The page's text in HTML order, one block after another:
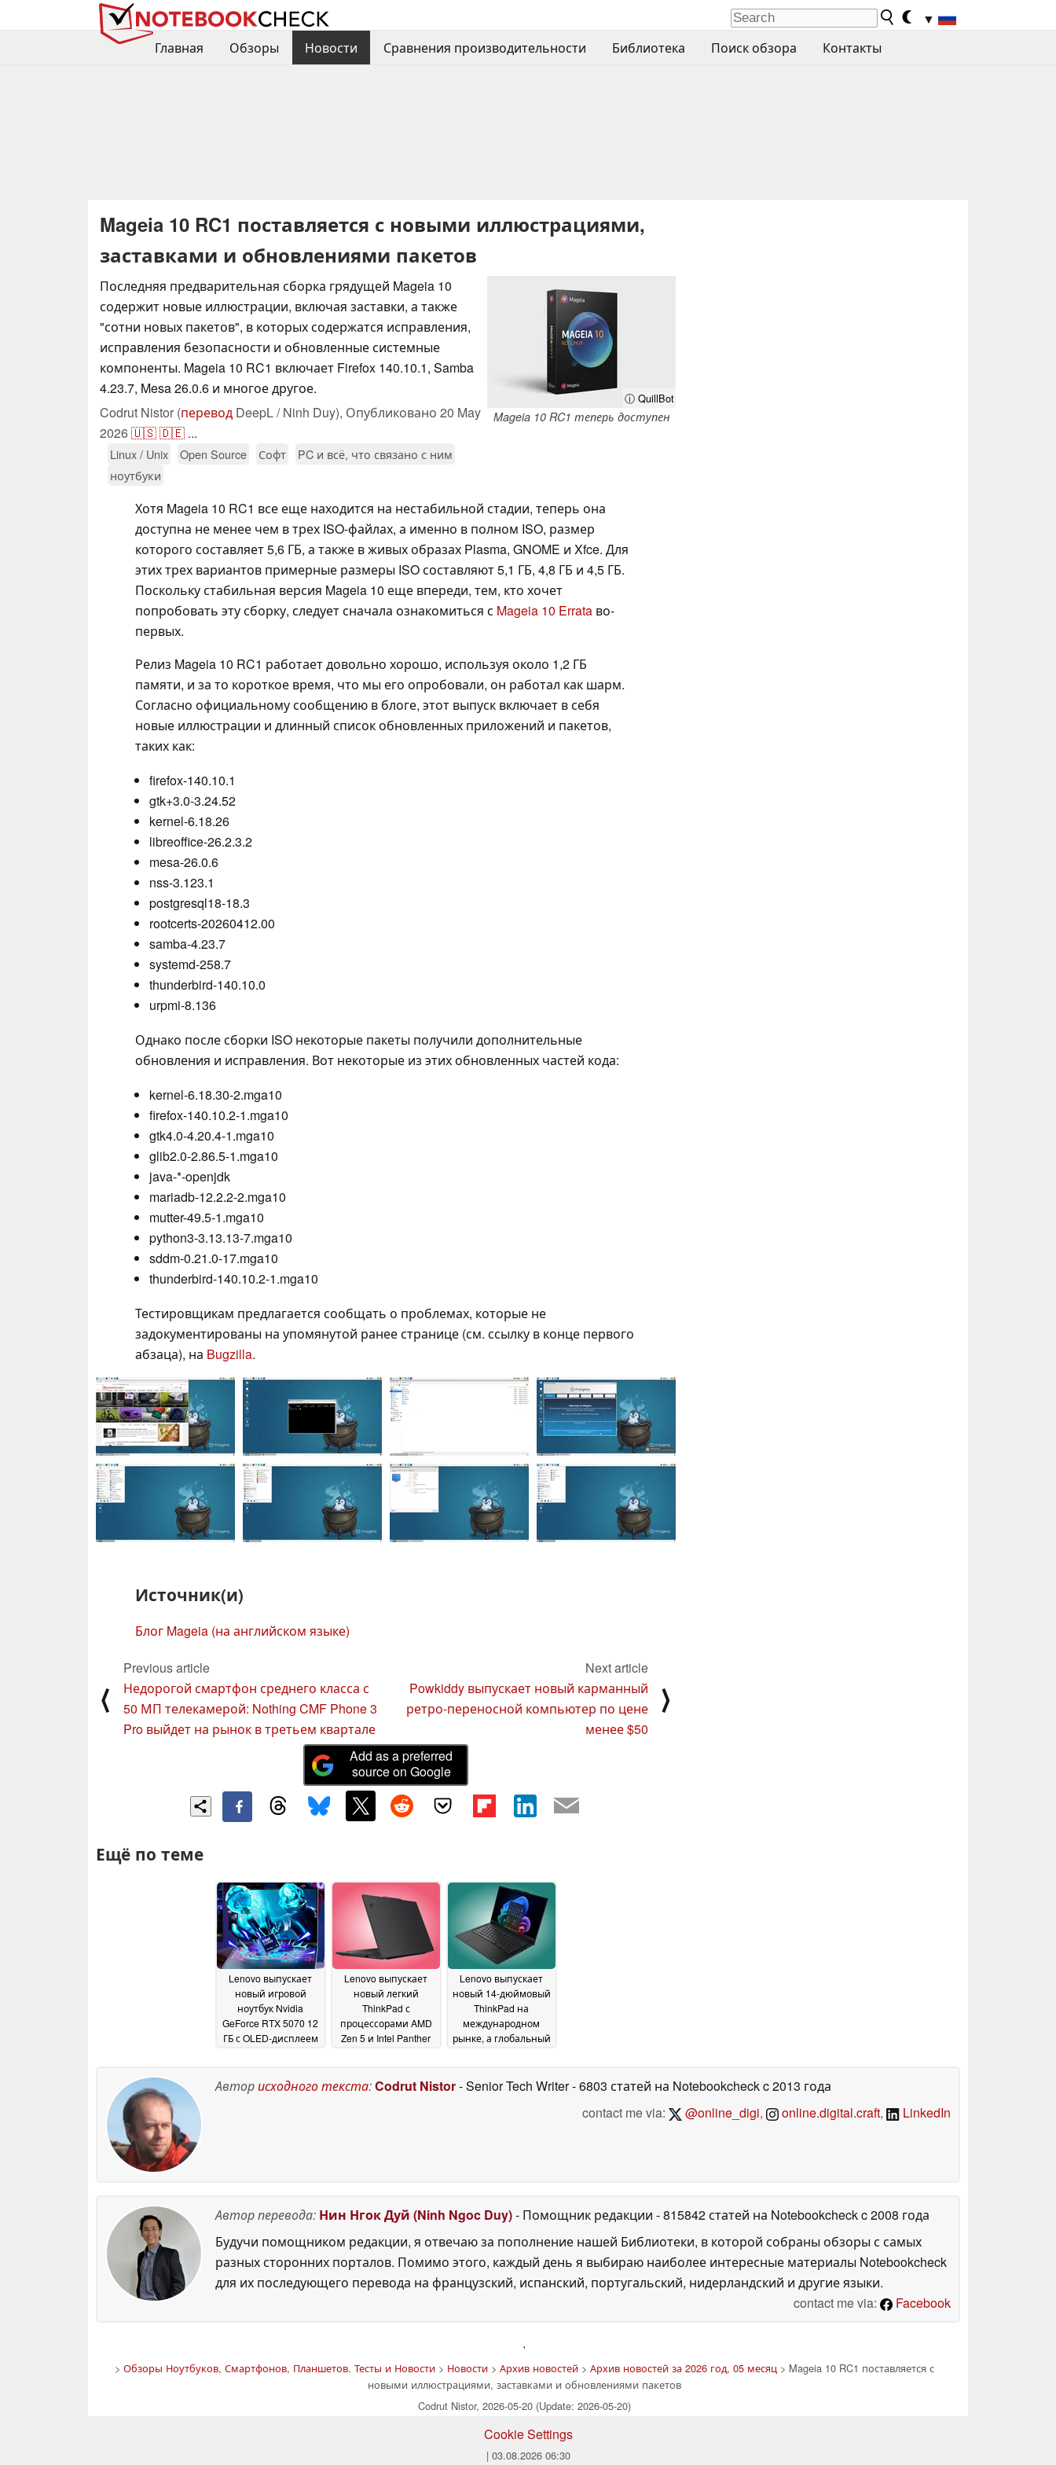
▼
Главная
Обзоры Новости Сравнения производительности Библиотека Поиск обзора Контакты
Mageia 10 RC1 поставляется с новыми иллюстрациями,
заставками и обновлениями пакетов
ⓘ QuillBot
Mageia 10 RC1 теперь доступен
Последняя предварительная сборка грядущей Mageia 10
содержит новые иллюстрации, включая заставки, а также
"сотни новых пакетов", в которых содержатся исправления,
исправления безопасности и обновленные системные
компоненты. Mageia 10 RC1 включает Firefox 140.10.1, Samba
4.23.7, Mesa 26.0.6 и многое другое.
Codrut Nistor (перевод DeepL / Ninh Duy), Опубликовано 20 May
2026🇺🇸🇩🇪 ...
Linux / Unix Open Source Софт
PC и всё, что связано с ним
ноутбуки
Хотя Mageia 10 RC1 все еще находится на нестабильной стадии, теперь она
доступна не менее чем в трех ISO-файлах, а именно в полном ISO, размер
которого составляет 5,6 ГБ, а также в живых образах Plasma, GNOME и Xfce. Для
этих трех вариантов примерные размеры ISO составляют 5,1 ГБ, 4,8 ГБ и 4,5 ГБ.
Поскольку стабильная версия Mageia 10 еще впереди, тем, кто хочет
попробовать эту сборку, следует сначала ознакомиться с Mageia 10 Errata во-
первых.
Релиз Mageia 10 RC1 работает довольно хорошо, используя около 1,2 ГБ
памяти, и за то короткое время, что мы его опробовали, он работал как шарм.
Согласно официальному сообщению в блоге, этот выпуск включает в себя
новые иллюстрации и длинный список обновленных приложений и пакетов,
таких как:
firefox-140.10.1
gtk+3.0-3.24.52
kernel-6.18.26
libreoffice-26.2.3.2
mesa-26.0.6
nss-3.123.1
postgresql18-18.3
rootcerts-20260412.00
samba-4.23.7
systemd-258.7
thunderbird-140.10.0
urpmi-8.136
Однако после сборки ISO некоторые пакеты получили дополнительные
обновления и исправления. Вот некоторые из этих обновленных частей кода:
kernel-6.18.30-2.mga10
firefox-140.10.2-1.mga10
gtk4.0-4.20.4-1.mga10
glib2.0-2.86.5-1.mga10
java-*-openjdk
mariadb-12.2.2-2.mga10
mutter-49.5-1.mga10
python3-3.13.13-7.mga10
sddm-0.21.0-17.mga10
thunderbird-140.10.2-1.mga10
Тестировщикам предлагается сообщать о проблемах, которые не
задокументированы на упомянутой ранее странице (см. ссылку в конце первого
абзаца), на Bugzilla.
Источник(и)
Блог Mageia (на английском языке)
⟨
Previous article
Недорогой смартфон среднего класса с
50 МП телекамерой: Nothing CMF Phone 3
Pro выйдет на рынок в третьем квартале
Next article
Powkiddy выпускает новый карманный
ретро-переносной компьютер по цене
менее $50
⟩
Add as a preferred
source on Google
Ещё по теме
Lenovo выпускает
новый игровой
ноутбук Nvidia
GeForce RTX 5070 12
ГБ с OLED-дисплеем
Lenovo выпускает
новый легкий
ThinkPad с
процессорами AMD
Zen 5 и Intel Panther
Lenovo выпускает
новый 14-дюймовый
ThinkPad на
международном
рынке, а глобальный
May 2026
Авторисходного текста:Codrut Nistor- Senior Tech Writer- 6803 статей на Notebookcheckc 2013 года
contact me via:
@online_digi, online.digital.craft, LinkedIn
Автор перевода: Нин Нгок Дуй (Ninh Ngoc Duy)- Помощник редакции - 815842 статей на Notebookcheckc 2008 года
Будучи помощником редакции, я отвечаю за пополнение нашей Библиотеки, в которой собраны обзоры с самых
разных сторонних порталов. Помимо этого, каждый день я выбираю наиболее интересные материалы Notebookcheck
для их последующего перевода на французский, испанский, португальский, нидерландский и другие языки.
contact me via:
Facebook
'
> Обзоры Ноутбуков, Смартфонов, Планшетов. Тесты и Новости> Новости> Архив новостей> Архив новостей за 2026 год, 05 месяц > Mageia 10 RC1 поставляется с
новыми иллюстрациями, заставками и обновлениями пакетов
Codrut Nistor, 2026-05-20 (Update: 2026-05-20)
Cookie Settings
| 03.08.2026 06:30